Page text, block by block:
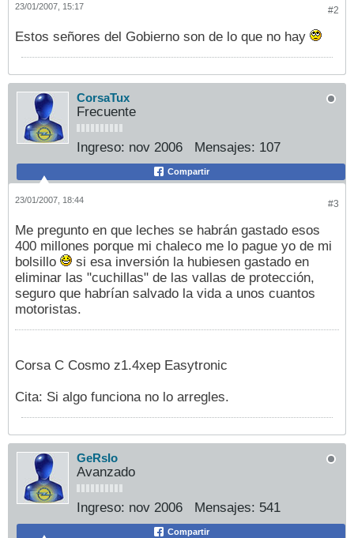
#2
23/01/2007, 15:17
Estos señores del Gobierno son de lo que no hay
CorsaTux
Frecuente
Ingreso: nov 2006 Mensajes: 107
Compartir
#3
23/01/2007, 18:44
Me pregunto en que leches se habrán gastado esos
400 millones porque mi chaleco me lo pague yo de mi
bolsillo
si esa inversión la hubiesen gastado en
eliminar las "cuchillas" de las vallas de protección,
seguro que habrían salvado la vida a unos cuantos
motoristas.
Corsa C Cosmo z1.4xep Easytronic
Cita: Si algo funciona no lo arregles.
GeRsIo
Avanzado
Ingreso: nov 2006 Mensajes: 541
Compartir